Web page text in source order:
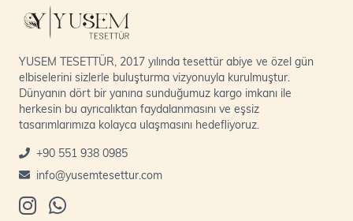
YUSEM TESETTÜR, 2017 yılında tesettür abiye ve özel gün
elbiselerini sizlerle buluşturma vizyonuyla kurulmuştur.
Dünyanın dört bir yanına sunduğumuz kargo imkanı ile
herkesin bu ayrıcalıktan faydalanmasını ve eşsiz
tasarımlarımıza kolayca ulaşmasını hedefliyoruz.
+90 551 938 0985
info@yusemtesettur.com